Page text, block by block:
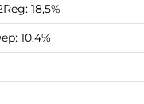
18,5%
10,4%